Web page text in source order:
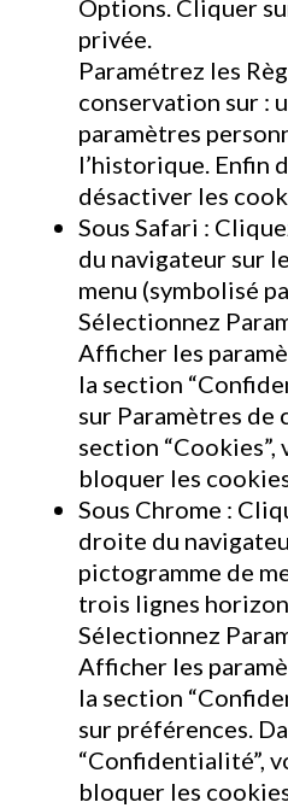
Options. Cliquer
privée.
Paramétrez les
conservation sur :
paramètres
l’historique. Enfin
désactiver les
Sous Safari :
du navigateur sur
menu (symbolisé
Sélectionnez
Afficher les
la section
sur Paramètres de
section “Cookies”,
bloquer les
Sous Chrome :
droite du
pictogramme de
trois lignes
Sélectionnez
Afficher les
la section
sur préférences.
“Confidentialité”,
bloquer les